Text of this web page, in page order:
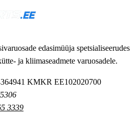
edasimüüja spetsialiseerudes
ja kliimaseadmete varuosadele.
KMKR EE102020700
3339